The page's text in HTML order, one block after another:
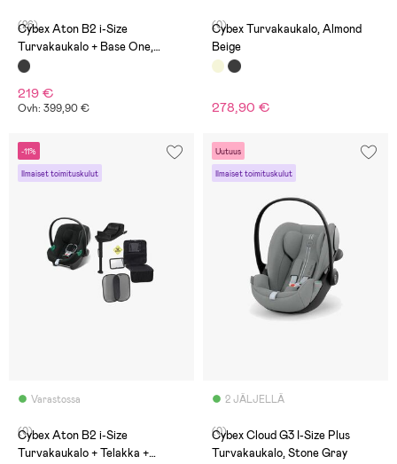
(26)
Cybex Aton B2 i-Size
Turvakaukalo + Base One,
Volcano Black
219 €
Ovh: 399,90 €
(0)
Cybex Turvakaukalo, Almond
Beige
278,90 €
-11%
Ilmaiset toimituskulut
Varastossa
(0)
Cybex Aton B2 i-Size
Turvakaukalo + Telakka +
Uutuus
Ilmaiset toimituskulut
2 JÄLJELLÄ
(0)
Cybex Cloud G3 I-Size Plus
Turvakaukalo, Stone Gray